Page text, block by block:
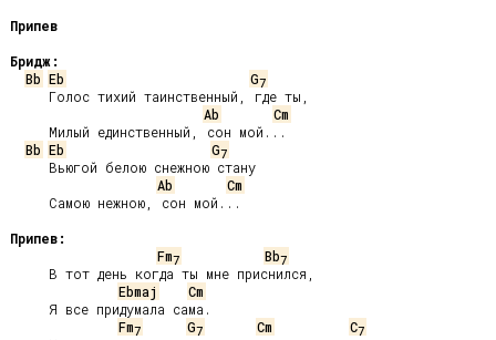
Припев
Бридж:
Bb Eb G7
Ab
Cm
Bb Eb G7
Ab
Cm
Припев:
Fm7 Bb7
Ebmaj
Cm
Fm7 G7 Cm C7